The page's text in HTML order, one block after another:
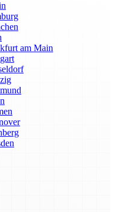
am Main